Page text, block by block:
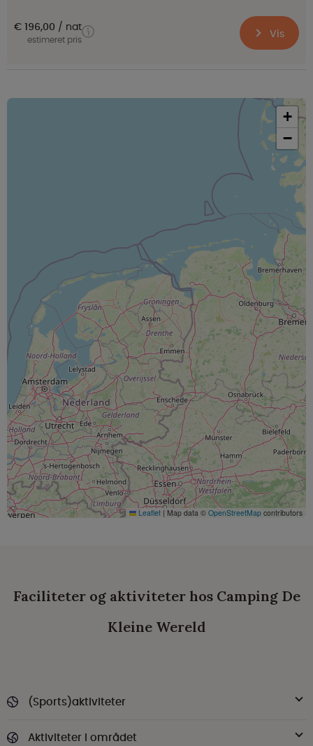
€ 196,00 nat
estimeret pris Vis
+
−
Leaflet | Map data © OpenStreetMap contributors
Faciliteter og aktiviteter hos Camping De
Kleine Wereld
(Sports)aktiviteter
Aktiviteter i området